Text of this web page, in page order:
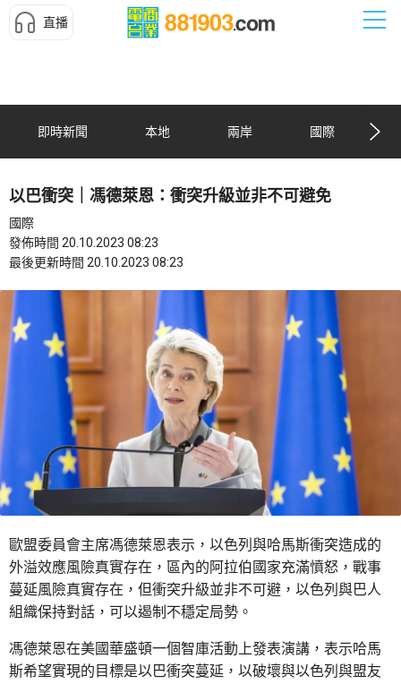
直播
即時新聞 本地 兩岸 國際
以巴衝突｜馮德萊恩：衝突升級並非不可避免
國際
發佈時間 20.10.2023 08:23
最後更新時間 20.10.2023 08:23
歐盟委員會主席馮德萊恩表示，以色列與哈馬斯衝突造成的
外溢效應風險真實存在，區內的阿拉伯國家充滿憤怒，戰事
蔓延風險真實存在，但衝突升級並非不可避，以色列與巴人
組織保持對話，可以遏制不穩定局勢。
馮德萊恩在美國華盛頓一個智庫活動上發表演講，表示哈馬
斯希望實現的目標是以巴衝突蔓延，以破壞與以色列與盟友